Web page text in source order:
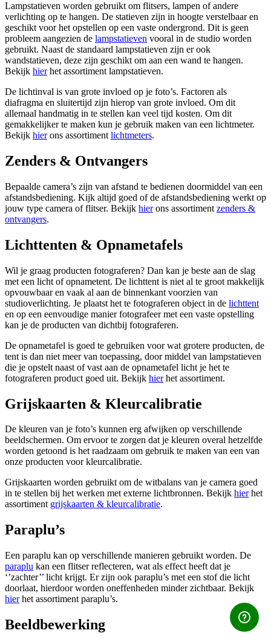
Lampstatieven worden gebruikt om flitsers, lampen of andere
verlichting op te hangen. De statieven zijn in hoogte verstelbaar en
geschikt voor het opstellen op een vaste ondergrond. Dit is geen
probleem aangezien de lampstatieven vooral in de studio worden
gebruikt. Naast de standaard lampstatieven zijn er ook
wandstatieven, deze zijn geschikt om aan een wand te hangen.
Bekijk hierhet assortiment lampstatieven.
De lichtinval is van grote invloed op je foto’s. Factoren als
diafragma en sluitertijd zijn hierop van grote invloed. Om dit
allemaal handmatig in te stellen kan veel tijd kosten. Om dit
gemakkelijker te maken kun je gebruik maken van een lichtmeter.
Bekijk hierons assortiment lichtmeters.
Zenders & Ontvangers
Bepaalde camera’s zijn van afstand te bedienen doormiddel van een
afstandsbediening. Kijk altijd goed of de afstandsbediening werkt op
jouw type camera of flitser. Bekijk hierons assortiment zenders &
ontvangers.
Lichttenten & Opnametafels
Wil je graag producten fotograferen? Dan kan je beste aan de slag
met een licht of opnametent. De lichttent is niet al te groot makkelijk
opvouwbaar en vaak al aan de binnenkant voorzien van
studioverlichting. Je plaatst het te fotograferen object in de lichttent
en op een eenvoudige manier fotografeer met een vaste opstelling
kan je de producten van dichtbij fotograferen.
De opnametafel is goed te gebruiken voor wat grotere producten, de
tent is dan niet meer van toepassing, door middel van lampstatieven
die je opstelt naast of vast aan de opnametafel licht je het te
fotograferen product goed uit. Bekijk hierhet assortiment.
Grijskaarten & Kleurcalibratie
De kleuren van je foto’s kunnen erg afwijken op verschillende
beeldschermen. Om ervoor te zorgen dat je kleuren overal hetzelfde
worden getoond is het raadzaam om gebruik te maken van een van
onze producten voor kleurcalibratie.
Grijskaarten worden gebruikt om de witbalans van je camera goed
in te stellen bij het werken met externe lichtbronnen. Bekijk hierhet
assortiment grijskaarten & kleurcalibratie.
Paraplu’s
Een paraplu kan op verschillende manieren gebruikt worden. De
paraplu kan een flitser reflecteren, wat als effect heeft dat je
‘’zachter’’ licht krijgt. Er zijn ook paraplu’s met een stof die licht
doorlaat, hierdoor worden oneffenheden minder zichtbaar. Bekijk
hierhet assortiment paraplu’s.
Beeldbewerking